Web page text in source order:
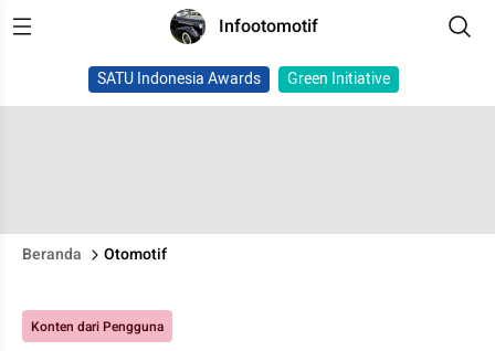
Infootomotif
SATU Indonesia Awards Green Initiative
Beranda Otomotif
Konten dari Pengguna